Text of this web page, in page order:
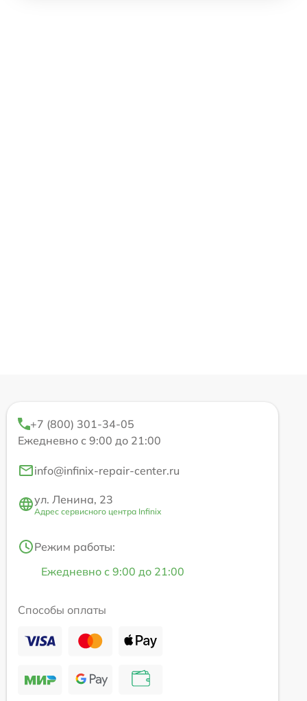
+7 (800) 301-34-05
Ежедневно с 9:00 до 21:00
info@infinix-repair-center.ru
ул. Ленина, 23
Адрес сервисного центра Infinix
Режим работы:
Ежедневно с 9:00 до 21:00
Способы оплаты